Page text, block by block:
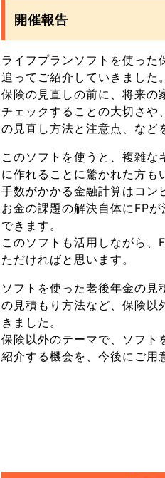
開催報告
ライフプランソフトを使った
追ってご紹介していきました。
保険の見直しの前に、将来の
チェックすることの大切さや
の見直し方法と注意点、など
このソフトを使うと、複雑な
に作れることに驚かれた方も
手数がかかる金融計算はコン
お金の課題の解決自体にFP
できます。
このソフトも活用しながら、
ただければと思います。
ソフトを使った老後年金の見
の見積もり方法など、保険以
きました。
保険以外のテーマで、ソフト
紹介する機会を、今後にご用